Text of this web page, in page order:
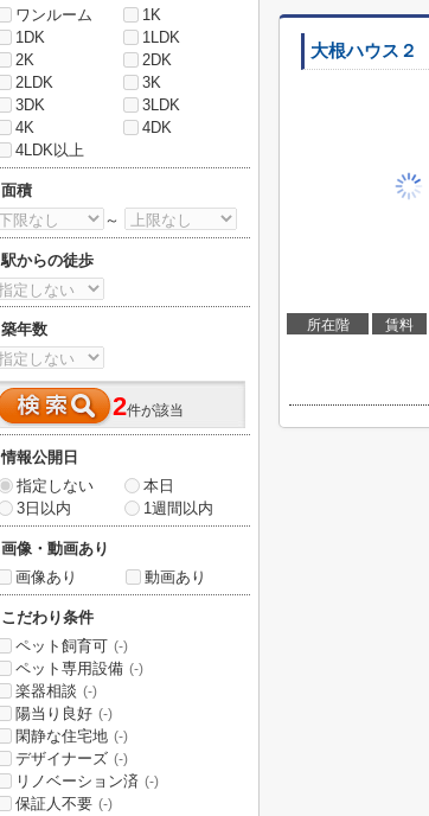
大根ハウス２
所在階 賃料
ワンルーム
1K
1DK
1LDK
2K
2DK
2LDK
3K
3DK
3LDK
4K
4DK
4LDK以上
面積
～
駅からの徒歩
築年数
2件が該当
情報公開日
指定しない
本日
3日以内
1週間以内
画像・動画あり
画像あり
動画あり
こだわり条件
ペット飼育可 (-)
ペット専用設備 (-)
楽器相談 (-)
陽当り良好 (-)
閑静な住宅地 (-)
デザイナーズ (-)
リノベーション済 (-)
保証人不要 (-)